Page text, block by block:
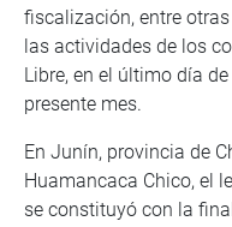
fiscalización, entre
las actividades de los
Libre, en el último día
presente mes.
En Junín, provincia de
Huamancaca Chico, el
se constituyó con la